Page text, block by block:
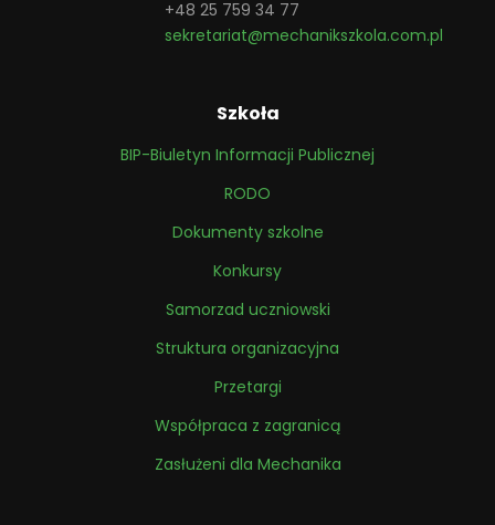
+48 25 759 34 77
sekretariat@mechanikszkola.com.pl
Szkoła
BIP-Biuletyn Informacji Publicznej
RODO
Dokumenty szkolne
Konkursy
Samorzad uczniowski
Struktura organizacyjna
Przetargi
Współpraca z zagranicą
Zasłużeni dla Mechanika